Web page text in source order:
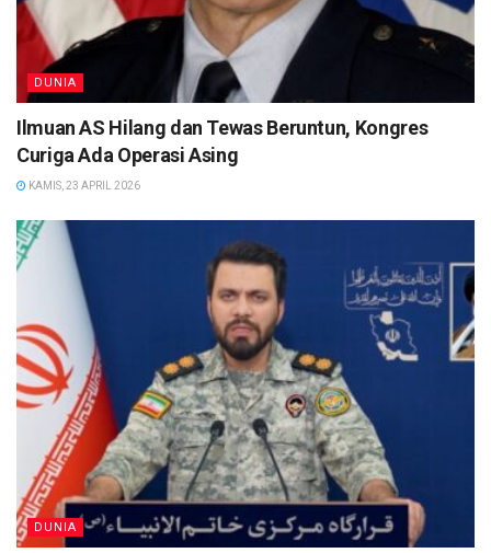
DUNIA
Ilmuan AS Hilang dan Tewas Beruntun, Kongres
Curiga Ada Operasi Asing
KAMIS, 23 APRIL 2026
DUNIA